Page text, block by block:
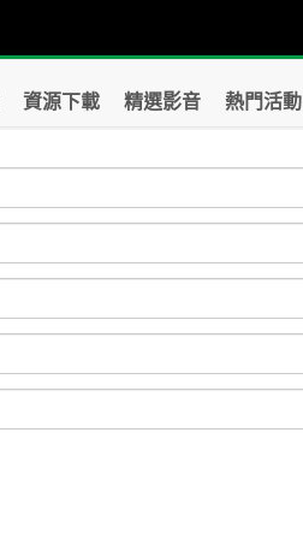
資源下載 精選影音 熱門活動